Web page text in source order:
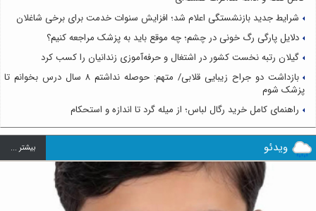
شرایط جدید بازنشستگی اعلام شد؛ افزایش سنوات خدمت برای برخی شاغلان
دلایل پارگی رگ خونی در چشم؛ چه موقع باید به پزشک مراجعه کنیم؟
گیلان رتبه نخست کشور در اشتغال و حرفه‌آموزی زندانیان را کسب کرد
بازداشت دو جراح زیبایی قلابی/ متهم: حوصله نداشتم ۸ سال درس بخوانم تا
پزشک شوم
راهنمای کامل خرید رگال لباس؛ از میله گرد تا اندازه و استحکام
ویدئو بيشتر ...